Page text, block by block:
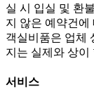
실 시 입실 및 환
지 않은 예약건에
객실비품은 업체
지는 실제와 상이
서비스